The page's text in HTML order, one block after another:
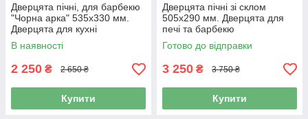
Дверцята пічні, для барбекю
"Чорна арка" 535х330 мм.
Дверцята для кухні
В наявності
2 250 ₴ 2 650 ₴
Купити
Дверцята пічні зі склом
505х290 мм. Дверцята для
печі та барбекю
Готово до відправки
3 250 ₴ 3 750 ₴
Купити